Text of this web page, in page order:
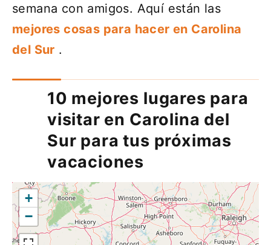
semana con amigos. Aquí están las
mejores cosas para hacer en Carolina
del Sur .
10 mejores lugares para
visitar en Carolina del
Sur para tus próximas
vacaciones
+
−